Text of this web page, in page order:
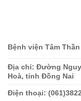
Bệnh viện Tâm T
Địa chỉ: Đường
Hoà, tỉnh Đồng Nai
Điện thoại: